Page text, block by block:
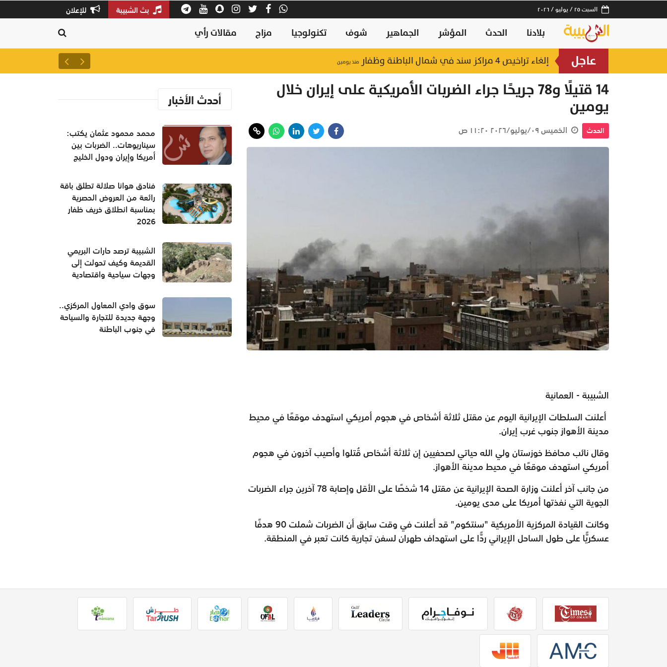
السبت ٢٥ / يوليو / ٢٠٢٦ بث الشبيبة للإعلان
بلادنا الحدث المؤشر الجماهير شوف تكنولوجيا مزاج مقالات رأي
عاجل إلغاء تراخيص 4 مراكز سند في شمال الباطنة وظفار منذ يومين ارتفاع الإصابات المؤكدة بفيروس إيبولا
14 قتيلًا و78 جريحًا جراء الضربات الأمريكية على إيران خلال
يومين
الحدث الخميس ٠٩/يوليو/٢٠٢٦ ١١:٢٠ ص
الشبيبة - العمانية
أعلنت السلطات الإيرانية اليوم عن مقتل ثلاثة أشخاص في هجوم أمريكي استهدف موقعًا في محيط
مدينة الأهواز جنوب غرب إيران.
وقال نائب محافظ خوزستان ولي الله حياتي لصحفيين إن ثلاثة أشخاص قُتلوا وأصيب آخرون في هجوم
أمريكي استهدف موقعًا في محيط مدينة الأهواز.
من جانب آخر أعلنت وزارة الصحة الإيرانية عن مقتل 14 شخصًا على الأقل وإصابة 78 آخرين جراء الضربات
الجوية التي نفذتها أمريكا على مدى يومين.
وكانت القيادة المركزية الأمريكية "سنتكوم" قد أعلنت في وقت سابق أن الضربات شملت 90 هدفًا
عسكريًّا على طول الساحل الإيراني ردًّا على استهداف طهران لسفن تجارية كانت تعبر في المنطقة.
أحدث الأخبار
محمد محمود عثمان يكتب:
سيناريوهات.. الضربات بين
أمريكا وإيران ودول الخليج
فنادق هوانا صلالة تطلق باقة
رائعة من العروض الحصرية
بمناسبة انطلاق خريف ظفار
2026
الشبيبة ترصد حارات البريمي
القديمة وكيف تحولت إلى
وجهات سياحية واقتصادية
سوق وادي المعاول المركزي..
وجهة جديدة للتجارة والسياحة
في جنوب الباطنة